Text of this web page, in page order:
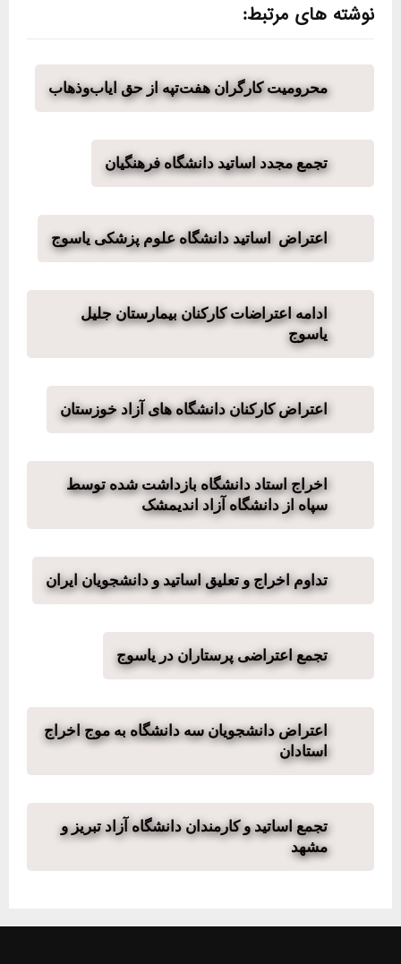
نوشته های مرتبط:
محرومیت کارگران هفت‌تپه از حق ایاب‌وذهاب
تجمع مجدد اساتید دانشگاه فرهنگیان
اعتراض اساتید دانشگاه علوم پزشکی یاسوج
ادامه اعتراضات کارکنان بیمارستان جلیل
یاسوج
اعتراض کارکنان دانشگاه های آزاد خوزستان
اخراج استاد دانشگاه بازداشت شده توسط
سپاه از دانشگاه آزاد اندیمشک
تداوم اخراج و تعلیق اساتید و دانشجویان ایران
تجمع اعتراضی پرستاران در یاسوج
اعتراض دانشجویان سه دانشگاه به موج اخراج
استادان
تجمع اساتید و کارمندان دانشگاه آزاد تبریز و
مشهد